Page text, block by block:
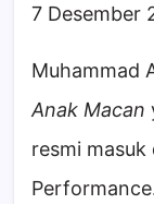
7 Desember
Muhammad
Anak Macan
resmi masuk